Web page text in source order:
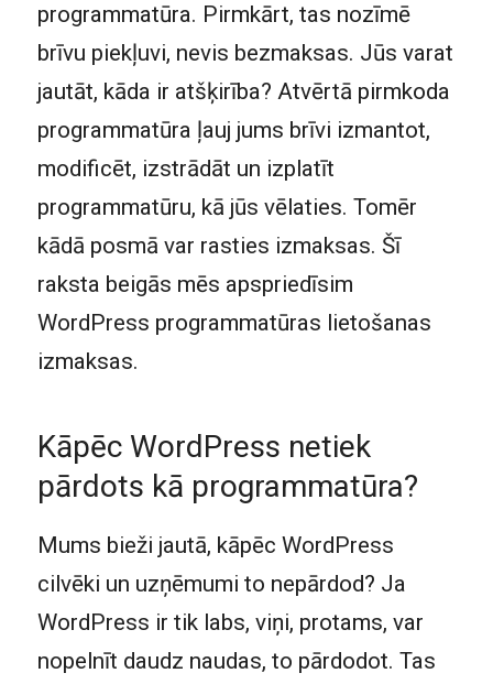
programmatūra. Pirmkārt, tas nozīmē
brīvu piekļuvi, nevis bezmaksas. Jūs varat
jautāt, kāda ir atšķirība? Atvērtā pirmkoda
programmatūra ļauj jums brīvi izmantot,
modificēt, izstrādāt un izplatīt
programmatūru, kā jūs vēlaties. Tomēr
kādā posmā var rasties izmaksas. Šī
raksta beigās mēs apspriedīsim
WordPress programmatūras lietošanas
izmaksas.
Kāpēc WordPress netiek
pārdots kā programmatūra?
Mums bieži jautā, kāpēc WordPress
cilvēki un uzņēmumi to nepārdod? Ja
WordPress ir tik labs, viņi, protams, var
nopelnīt daudz naudas, to pārdodot. Tas